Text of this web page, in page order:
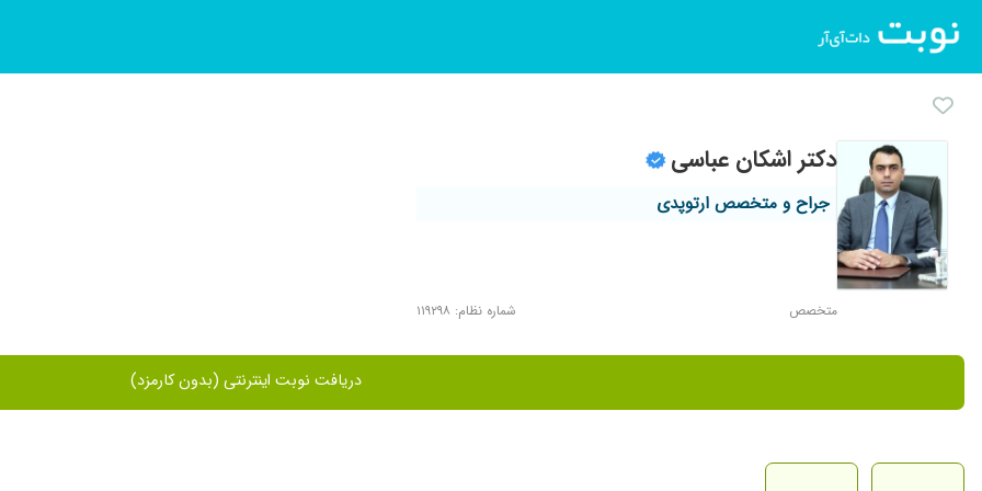
دکتر اشکان عباسی
جراح و متخصص ارتوپدی
متخصص شماره نظام: ۱۱۹۲۹۸
دریافت نوبت اینترنتی (بدون کارمزد)